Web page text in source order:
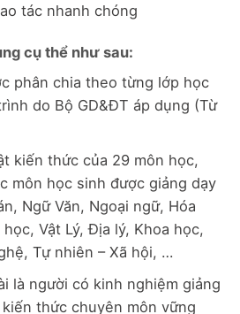
tác nhanh chóng
cụ thể như sau:
phân chia theo từng lớp học
do Bộ GD&ĐT áp dụng (Từ
kiến thức của 29 môn học,
môn học sinh được giảng dạy
Ngữ Văn, Ngoại ngữ, Hóa
Vật Lý, Địa lý, Khoa học,
Tự nhiên – Xã hội, …
là người có kinh nghiệm giảng
thức chuyên môn vững